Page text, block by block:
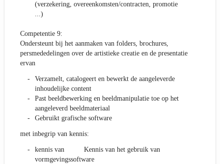
(verzekering, overeenkomsten/contracten, promotie
...)
Competentie 9:
Ondersteunt bij het aanmaken van folders, brochures,
persmededelingen over de artistieke creatie en de presentatie
ervan
Verzamelt, catalogeert en bewerkt de aangeleverde
inhoudelijke content
Past beeldbewerking en beeldmanipulatie toe op het
aangeleverd beeldmateriaal
Gebruikt grafische software
met inbegrip van kennis:
kennis van Kennis van het gebruik van
vormgevingssoftware